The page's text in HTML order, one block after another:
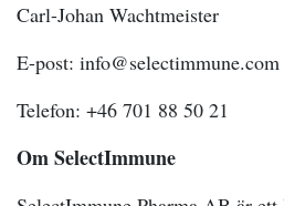
Carl-Johan Wachtmeister
E-post: info@selectimmune.com
Telefon: +46 701 88 50 21
Om SelectImmune